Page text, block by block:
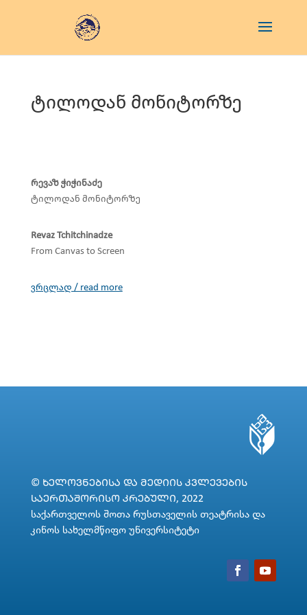
ტილოდან მონიტორზე
რევაზ ჭიჭინაძე
ტილოდან მონიტორზე
Revaz Tchitchinadze
From Canvas to Screen
ვრცლად / read more
© ᲮᲔᲚᲝᲕᲜᲔᲑᲘᲡᲐ ᲓᲐ ᲛᲔᲓᲘᲘᲡ ᲙᲕᲚᲔᲕᲔᲑᲘᲡ
ᲡᲐᲔᲠᲗᲐᲨᲝᲠᲘᲡᲝ ᲙᲠᲔᲑᲣᲚᲘ, 2022
საქართველოს შოთა რუსთაველის თეატრისა და
კინოს სახელმწიფო უნივერსიტეტი